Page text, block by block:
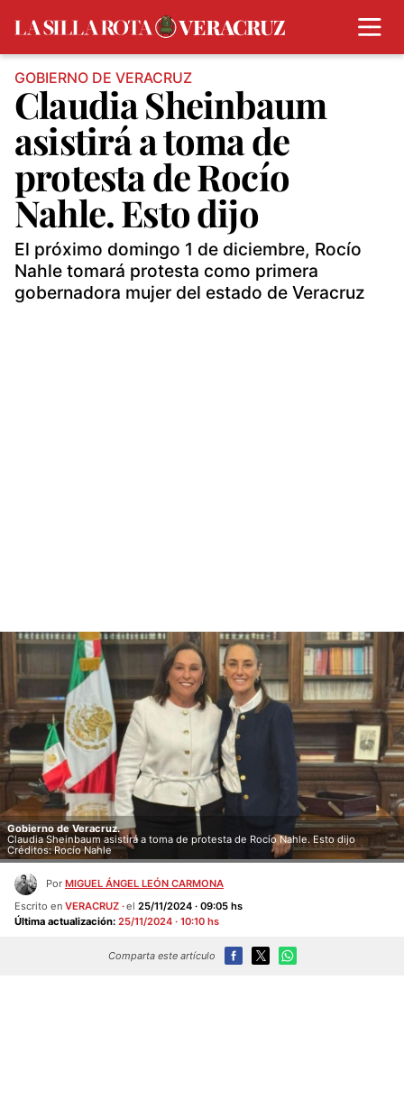
GOBIERNO DE VERACRUZ
Claudia Sheinbaum
asistirá a toma de
protesta de Rocío
Nahle. Esto dijo
El próximo domingo 1 de diciembre, Rocío
Nahle tomará protesta como primera
gobernadora mujer del estado de Veracruz
Gobierno de Veracruz.
Claudia Sheinbaum asistirá a toma de protesta de Rocío Nahle. Esto dijo
Créditos: Rocío Nahle
Por MIGUEL ÁNGEL LEÓN CARMONA
Escrito en VERACRUZ el 25/11/2024 · 09:05 hs
Última actualización: 25/11/2024 · 10:10 hs
Comparta este artículo